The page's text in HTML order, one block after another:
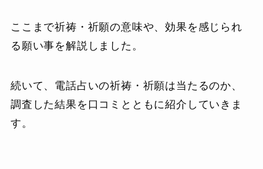
ここまで祈祷・祈願の意味や、効果を感じられ
る願い事を解説しました。
続いて、電話占いの祈祷・祈願は当たるのか、
調査した結果を口コミとともに紹介していきま
す。